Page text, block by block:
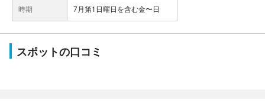
時期 7月第1日曜日を含む金〜日
スポットの口コミ